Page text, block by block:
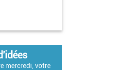
mercredi, votre